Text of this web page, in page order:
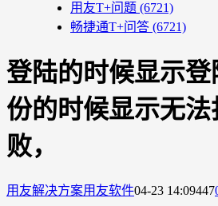
用友T+问题 (6721)
畅捷通T+问答 (6721)
登陆的时候显示
份的时候显示无
败，
用友解决方案用友软件04-23 14:09447